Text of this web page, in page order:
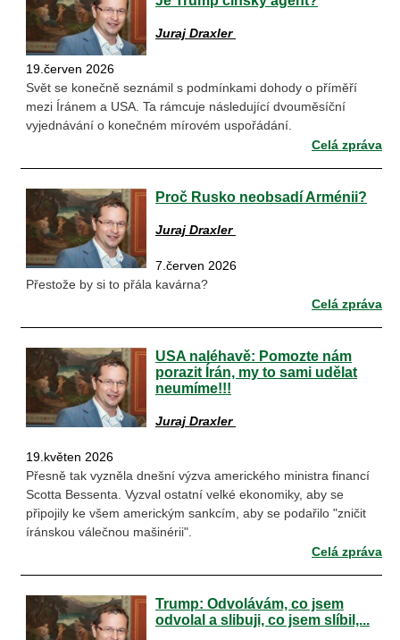
Juraj Draxler
19.červen 2026
Svět se konečně seznámil s podmínkami dohody o příměří
mezi Íránem a USA. Ta rámcuje následující dvouměsíční
vyjednávání o konečném mírovém uspořádání.
Celá zpráva
Proč Rusko neobsadí Arménii?
Juraj Draxler
7.červen 2026
Přestože by si to přála kavárna?
Celá zpráva
USA naléhavě: Pomozte nám
porazit Írán, my to sami udělat
neumíme!!!
Juraj Draxler
19.květen 2026
Přesně tak vyzněla dnešní výzva amerického ministra financí
Scotta Bessenta. Vyzval ostatní velké ekonomiky, aby se
připojily ke všem americkým sankcím, aby se podařilo "zničit
íránskou válečnou mašinérii".
Celá zpráva
Trump: Odvolávám, co jsem
odvolal a slibuji, co jsem slíbil,...